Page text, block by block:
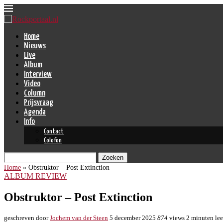
Home
Nieuws
Live
Album
Interview
Video
Column
Prijsvraag
Agenda
Info
Contact
Colofon
Zoeken
Home » Obstruktor – Post Extinction
ALBUM REVIEW
Obstruktor – Post Extinction
geschreven doorJochem van der Steen 5 december 2025 874 views 2 minuten